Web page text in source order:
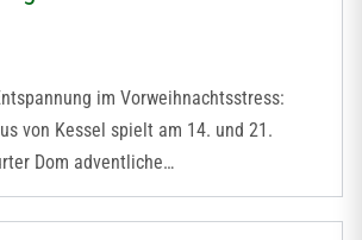
im Vorweihnachtsstress:
von Kessel spielt am 14. und 21.
Dom adventliche…